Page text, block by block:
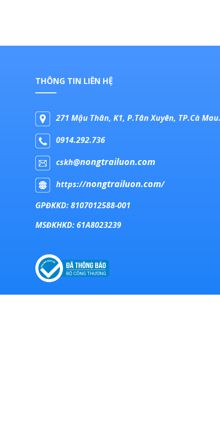
THÔNG TIN LIÊN HỆ
271 Mậu Thân, K1, P.Tân Xuyên, TP.Cà
0914.292.736
cskh@nongtrailuon.com
https://nongtrailuon.com/
GPĐKKD: 8107012588-001
MSĐKHKD: 61A8023239